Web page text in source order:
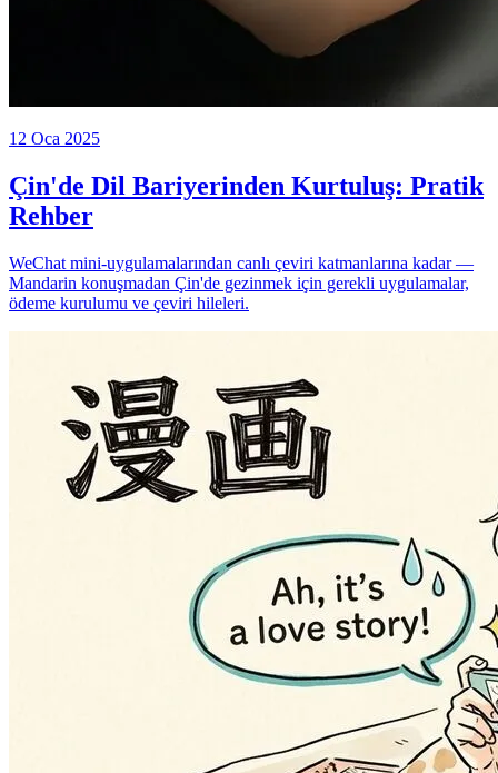
12 Oca 2025
Çin'de Dil Bariyerinden Kurtuluş: Pratik
Rehber
WeChat mini-uygulamalarından canlı çeviri katmanlarına kadar —
Mandarin konuşmadan Çin'de gezinmek için gerekli uygulamalar,
ödeme kurulumu ve çeviri hileleri.